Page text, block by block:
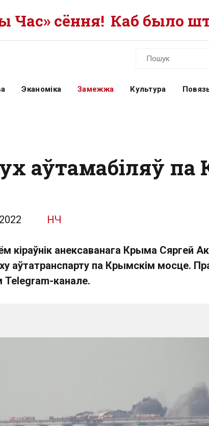
Час» сёння! Каб было
Эканоміка Замежжа Культура
аўтамабіляў
НЧ
кіраўнік анексаванага Крыма Сяргей
аўтатранспарту па Крымскім мосце.
Telegram-канале.